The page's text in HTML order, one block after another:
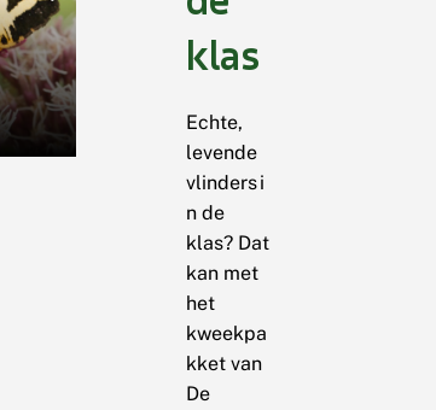
klas
Echte,
levende
vlinders i
n de
klas? Dat
kan met
het
kweekpa
kket van
De